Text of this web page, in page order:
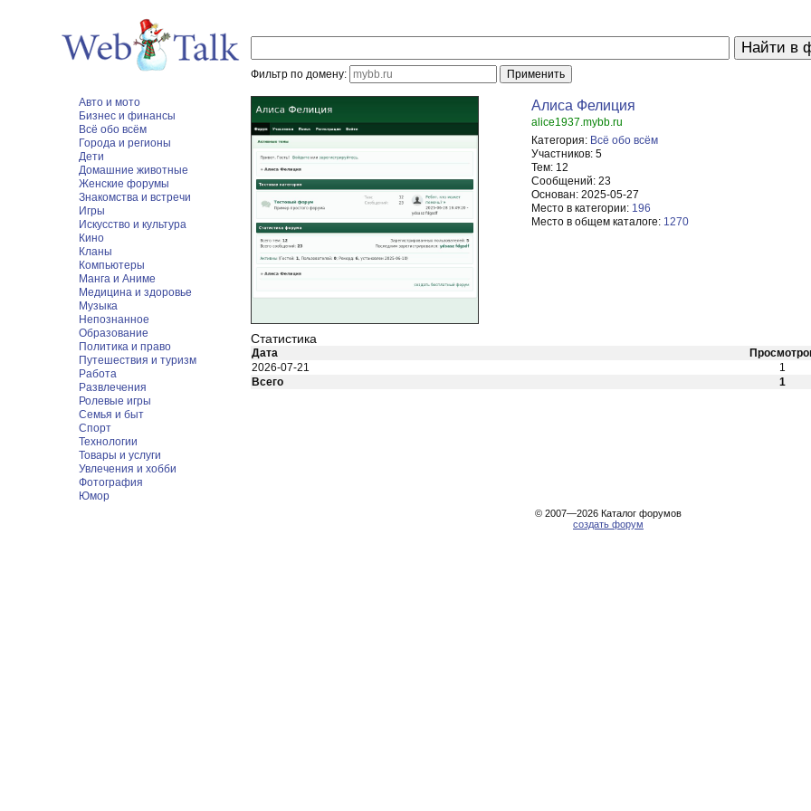
Фильтр по домену:
Авто и мото
Бизнес и финансы
Всё обо всём
Города и регионы
Дети
Домашние животные
Женские форумы
Знакомства и встречи
Игры
Искусство и культура
Кино
Кланы
Компьютеры
Манга и Аниме
Медицина и здоровье
Музыка
Непознанное
Образование
Политика и право
Путешествия и туризм
Работа
Развлечения
Ролевые игры
Семья и быт
Спорт
Технологии
Товары и услуги
Увлечения и хобби
Фотография
Юмор
Алиса Фелиция
alice1937.mybb.ru
Категория: Всё обо всём
Участников: 5
Тем: 12
Сообщений: 23
Основан: 2025-05-27
Место в категории: 196
Место в общем каталоге: 1270
Статистика
Дата
2026-07-21
1
Всего
1
© 2007—2026 Каталог форумов
создать форум